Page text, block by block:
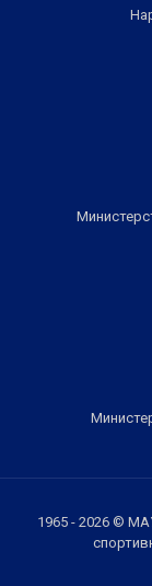
1965 - 2026 ©